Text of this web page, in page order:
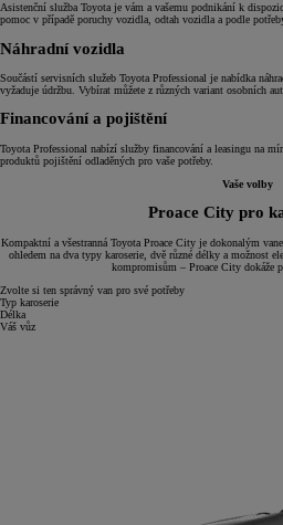
Asistenční služba Toyota je vám a vašemu podnikání k
pomoc v případě poruchy vozidla, odtah vozidla a podle
Náhradní vozidla
Součástí servisních služeb Toyota Professional je nabídka
vyžaduje údržbu. Vybírat můžete z různých variant osobních
Financování a pojištění
Toyota Professional nabízí služby financování a leasingu na
produktů pojištění odladěných pro vaše potřeby.
Vaše volby
Proace City pro
Kompaktní a všestranná Toyota Proace City je dokonalým
ohledem na dva typy karoserie, dvě různé délky a možnost
kompromisům – Proace City dokáže
Zvolte si ten správný van pro své potřeby
Typ karoserie
Délka
Váš vůz